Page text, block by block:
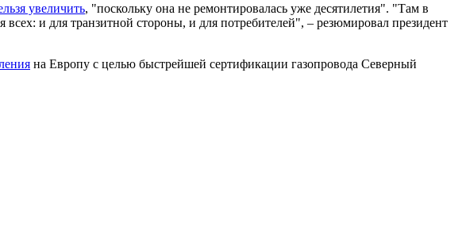
увеличить, "поскольку она не ремонтировалась уже десятилетия". "Там в
и для транзитной стороны, и для потребителей", – резюмировал президент
на Европу с целью быстрейшей сертификации газопровода Северный